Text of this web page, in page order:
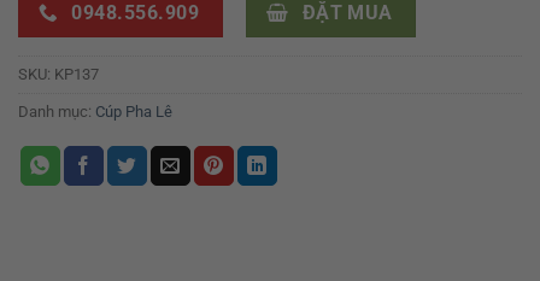
0948.556.909 ĐẶT MUA
SKU: KP137
Danh mục: Cúp Pha Lê